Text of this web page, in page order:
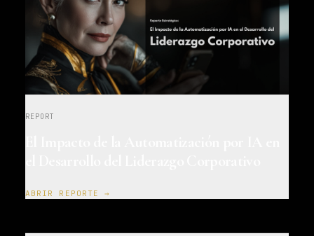
REPORT
ABRIR REPORTE →